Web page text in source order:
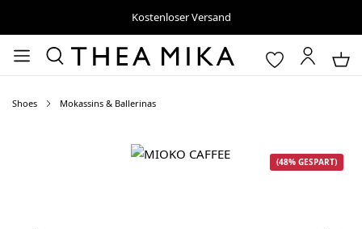
Kostenloser Versand
Shoes Mokassins & Ballerinas
Bildergalerie überspringen
(48% GESPART)